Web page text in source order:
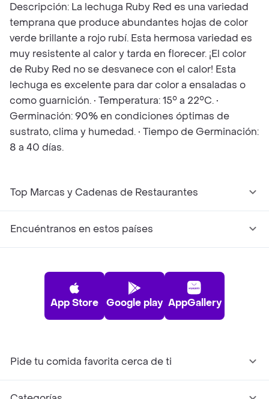
Descripción: La lechuga Ruby Red es una variedad
temprana que produce abundantes hojas de color
verde brillante a rojo rubí. Esta hermosa variedad es
muy resistente al calor y tarda en florecer. ¡El color
de Ruby Red no se desvanece con el calor! Esta
lechuga es excelente para dar color a ensaladas o
como guarnición. • Temperatura: 15° a 22°C. •
Germinación: 90% en condiciones óptimas de
sustrato, clima y humedad. • Tiempo de Germinación:
8 a 40 días.
Top Marcas y Cadenas de Restaurantes
Encuéntranos en estos países
App Store Google play AppGallery
Pide tu comida favorita cerca de ti